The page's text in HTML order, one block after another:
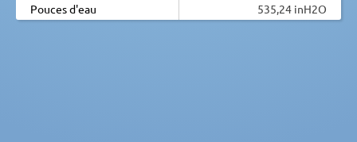
Pouces d'eau
535,24 inH2O